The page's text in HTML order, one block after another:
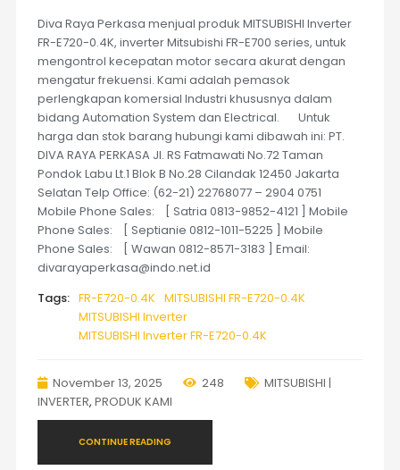
Diva Raya Perkasa menjual produk MITSUBISHI Inverter
FR-E720-0.4K, inverter Mitsubishi FR-E700 series, untuk
mengontrol kecepatan motor secara akurat dengan
mengatur frekuensi. Kami adalah pemasok
perlengkapan komersial Industri khususnya dalam
bidang Automation System dan Electrical. Untuk
harga dan stok barang hubungi kami dibawah ini: PT.
DIVA RAYA PERKASA Jl. RS Fatmawati No.72 Taman
Pondok Labu Lt.1 Blok B No.28 Cilandak 12450 Jakarta
Selatan Telp Office: (62-21) 22768077 – 2904 0751
Mobile Phone Sales: [ Satria 0813-9852-4121 ] Mobile
Phone Sales: [ Septianie 0812-1011-5225 ] Mobile
Phone Sales: [ Wawan 0812-8571-3183 ] Email:
divarayaperkasa@indo.net.id
Tags: FR-E720-0.4K MITSUBISHI FR-E720-0.4K
MITSUBISHI Inverter
MITSUBISHI Inverter FR-E720-0.4K
November 13, 2025 248
MITSUBISHI |
INVERTER, PRODUK KAMI
CONTINUE READING